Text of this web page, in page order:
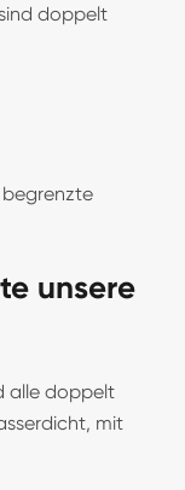
doppelt
begrenzte
unsere
alle doppelt
mit